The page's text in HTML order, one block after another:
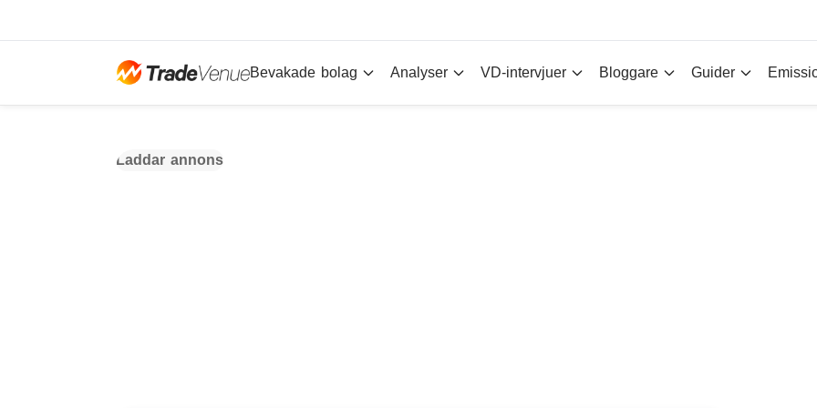
Bevakade bolag Analyser VD-intervjuer Bloggare Guider
Laddar annons